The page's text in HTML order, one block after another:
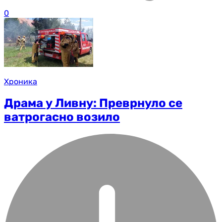
0
Хроника
Драма у Ливну: Преврнуло се
ватрогасно возило